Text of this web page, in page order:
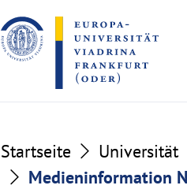
to
the
content
to
the
footer
Startseite Universität
Medieninformation